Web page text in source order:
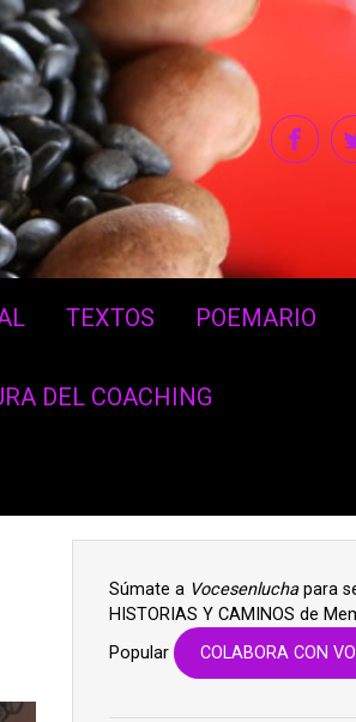
TEXTOS POEMARIO
DEL COACHING
Súmate a Vocesenluchapara
HISTORIAS Y CAMINOS de
Popular
COLABORA CON